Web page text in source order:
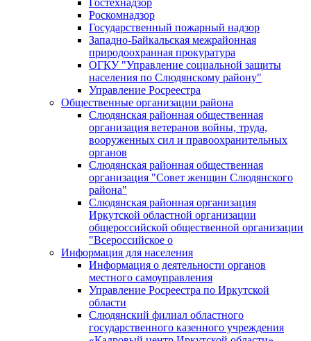
Гостехнадзор
Роскомнадзор
Государственный пожарный надзор
Западно-Байкальская межрайонная
природоохранная прокуратура
ОГКУ "Управление социальной защиты
населения по Слюдянскому району"
Управление Росреестра
Общественные организации района
Слюдянская районная общественная
организация ветеранов войны, труда,
вооруженных сил и правоохранительных
органов
Слюдянская районная общественная
организация "Совет женщин Слюдянского
района"
Слюдянская районная организация
Иркутской областной организации
общероссийской общественной организации
"Всероссийское о
Информация для населения
Информация о деятельности органов
местного самоуправления
Управление Росреестра по Иркутской
области
Слюдянский филиал областного
государственного казенного учреждения